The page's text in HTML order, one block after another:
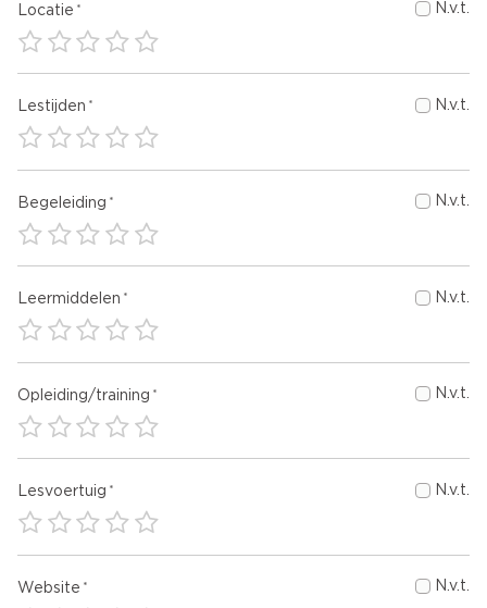
Locatie N.v.t.
Lestijden N.v.t.
Begeleiding N.v.t.
Leermiddelen N.v.t.
Opleiding/training N.v.t.
Lesvoertuig N.v.t.
Website N.v.t.